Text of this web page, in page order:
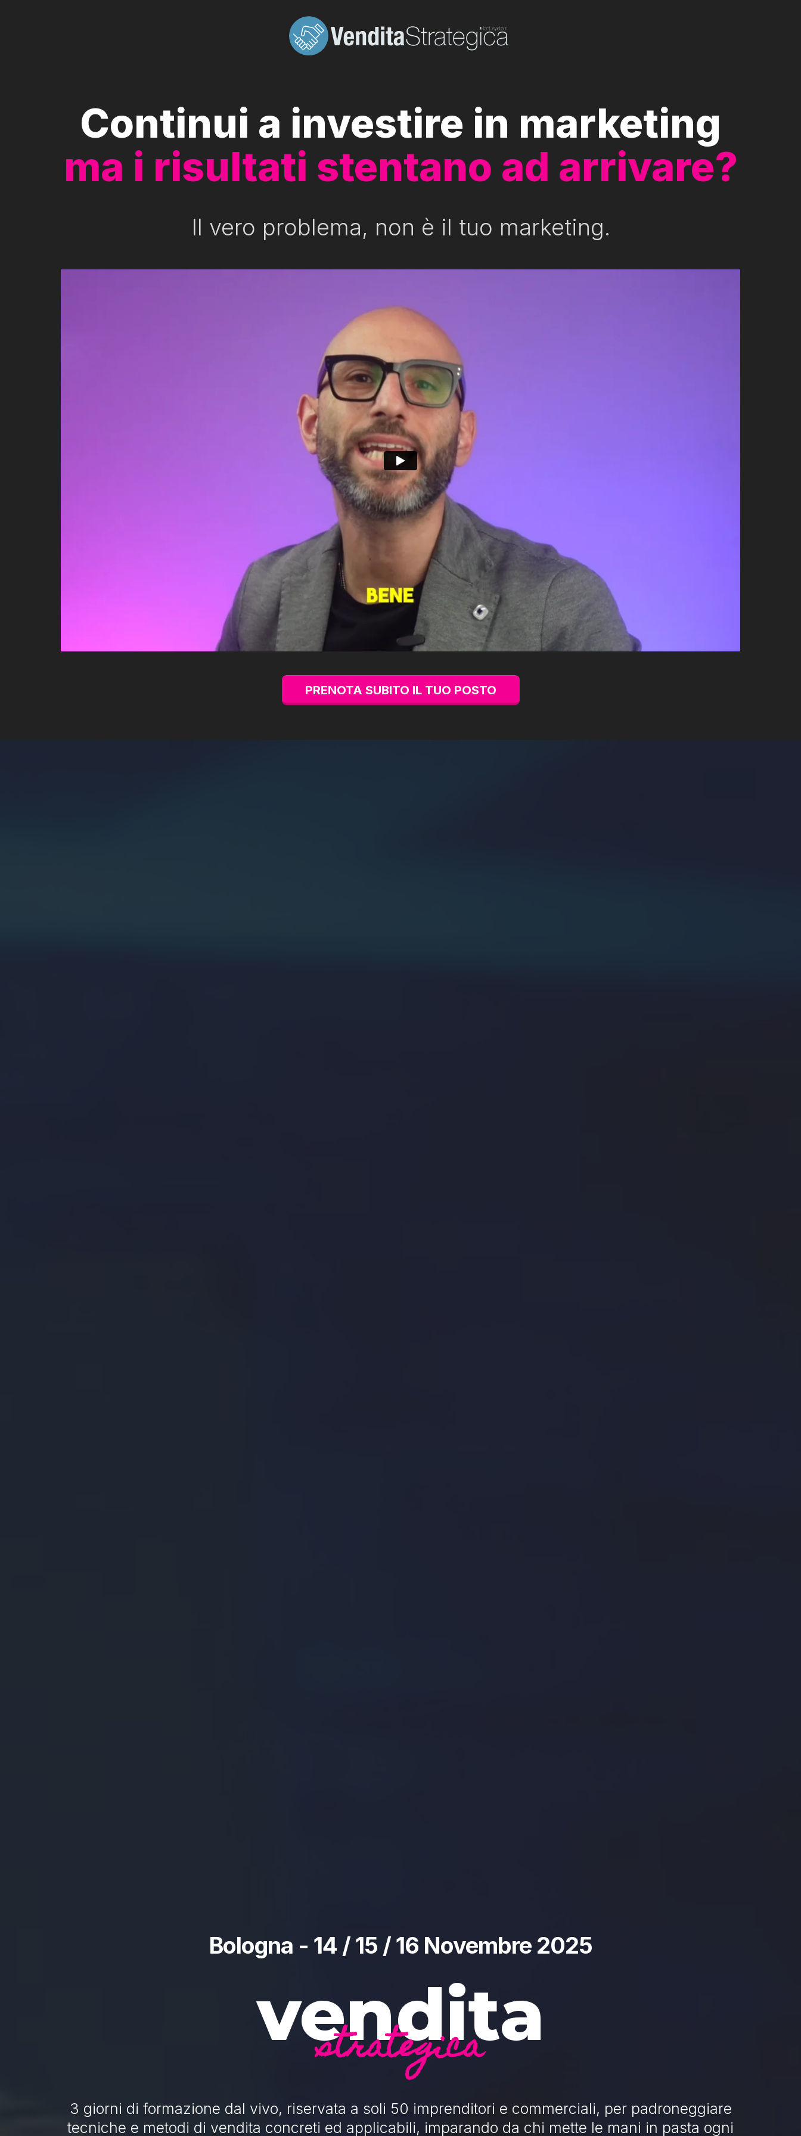
Continui a investire in marketing
ma i risultati stentano ad arrivare?
Il vero problema, non è il tuo marketing.
PRENOTA SUBITO IL TUO POSTO
Bologna - 14 / 15 / 16 Novembre 2025
vendita
strategica
3 giorni di formazione dal vivo, riservata a soli 50 imprenditori e commerciali, per padroneggiare
tecniche e metodi di vendita concreti ed applicabili, imparando da chi mette le mani in pasta ogni